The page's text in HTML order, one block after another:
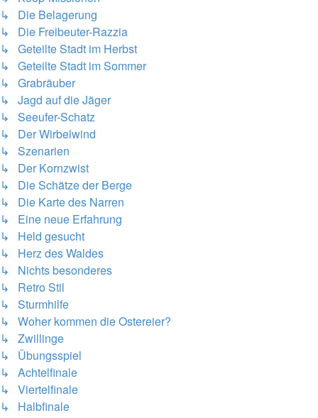
↳ Die Belagerung
↳ Die Freibeuter-Razzia
↳ Geteilte Stadt im Herbst
↳ Geteilte Stadt im Sommer
↳ Grabräuber
↳ Jagd auf die Jäger
↳ Seeufer-Schatz
↳ Der Wirbelwind
↳ Szenarien
↳ Der Kornzwist
↳ Die Schätze der Berge
↳ Die Karte des Narren
↳ Eine neue Erfahrung
↳ Held gesucht
↳ Herz des Waldes
↳ Nichts besonderes
↳ Retro Stil
↳ Sturmhilfe
↳ Woher kommen die Ostereier?
↳ Zwillinge
↳ Übungsspiel
↳ Achtelfinale
↳ Viertelfinale
↳ Halbfinale